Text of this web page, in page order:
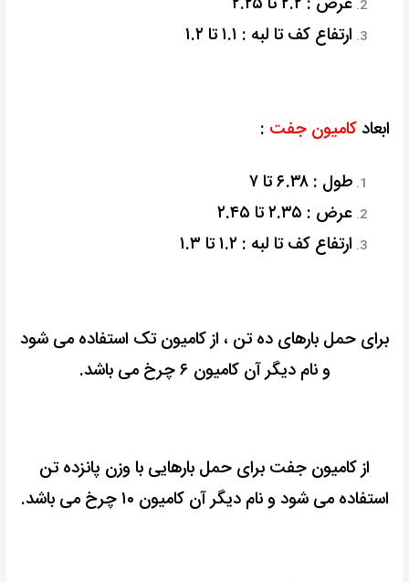
ارتفاع کف تا لبه : ۱.۱ تا ۱.۲
ابعادکامیون جفت :
طول : ۶.۳۸ تا ۷
عرض : ۲.۳۵ تا ۲.۴۵
ارتفاع کف تا لبه : ۱.۲ تا ۱.۳
برای حمل بارهای ده تن ، از کامیون تک استفاده می شود
و نام دیگر آن کامیون ۶ چرخ می باشد.
از کامیون جفت برای حمل بارهایی با وزن پانزده تن
استفاده می شود و نام دیگر آن کامیون ۱۰ چرخ می باشد.